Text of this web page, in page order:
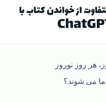
هر روز نوروز
می شوند؟